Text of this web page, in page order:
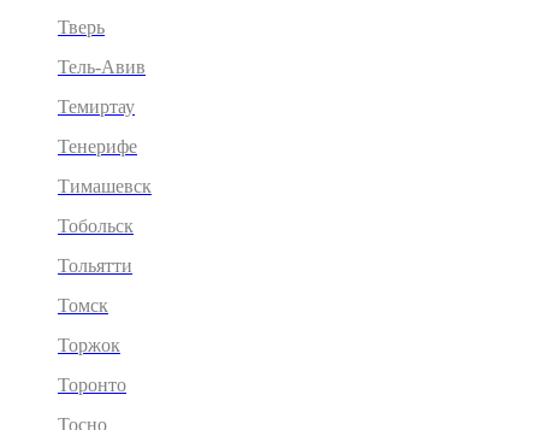
Тверь
Тель-Авив
Темиртау
Тенерифе
Тимашевск
Тобольск
Тольятти
Томск
Торжок
Торонто
Тосно